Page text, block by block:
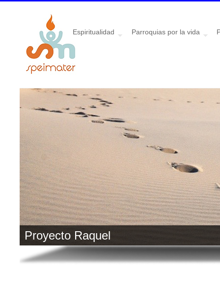
Espiritualidad Parroquias por la vida
Proyecto Raquel